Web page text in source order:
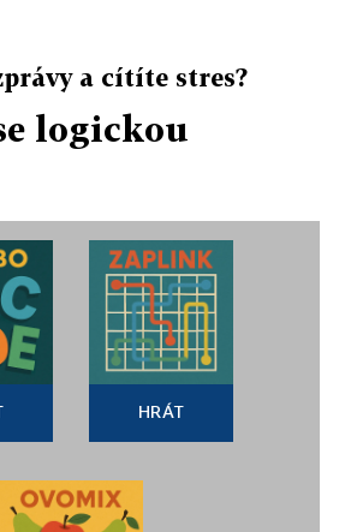
a cítíte stres?
logickou
HRÁT